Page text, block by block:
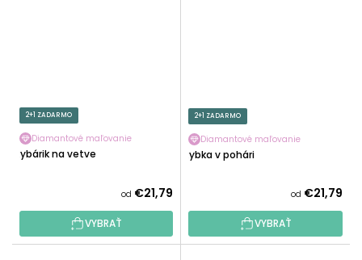
2+1 ZADARMO
Diamantové maľovanie
Rybárik na vetve
od €21,79
VYBRAŤ
2+1 ZADARMO
Diamantové maľovanie
Rybka v pohári
od €21,79
VYBRAŤ